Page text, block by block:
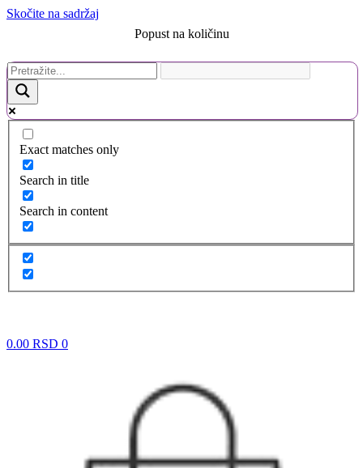
Skočite na sadržaj
Popust na količinu
Exact matches only
Search in title
Search in content
0.00 RSD 0